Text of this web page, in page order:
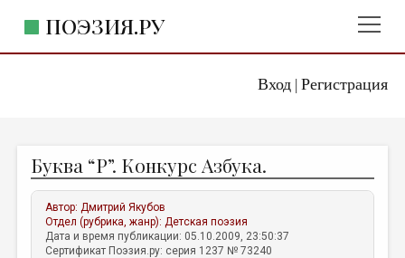
Вход| Регистрация
ПОЭЗИЯ.РУ
ЖАНРЫ
АВТОРЫ
КОММЕНТАРИИ
Буква “Р”. Конкурс Азбука.
Автор:Дмитрий Якубов
Отдел (рубрика, жанр):Детская поэзия
Дата и время публикации: 05.10.2009, 23:50:37
Сертификат Поэзия.ру: серия 1237 № 73240